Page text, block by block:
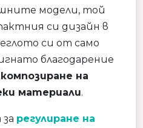
модели, той
си дизайн в
си от само
благодарение
композиране на
материали.
регулиране на